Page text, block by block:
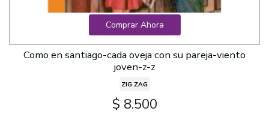
Comprar Ahora
Como en santiago-cada oveja con su pareja-viento
joven-z-z
ZIG ZAG
$ 8.500